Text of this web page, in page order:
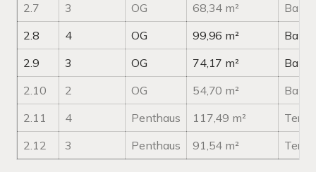
2.7
3 OG 68,34 m²
2.8
4 OG 99,96 m²
2.9
3 OG 74,17 m²
2.10
2 OG 54,70 m²
2.11
4 Penthaus 117,49 m²
2.12
3 Penthaus 91,54 m²